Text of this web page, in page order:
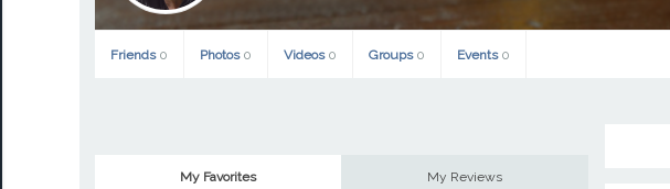
Friends 0 Photos 0 Videos 0 Groups 0 Events 0
My Favorites My Reviews